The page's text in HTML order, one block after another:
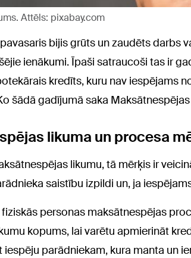
Attēls: pixabay.com
bijis grūts un zaudēts darbs
ienākumi. Īpaši satraucoši tas ir
kredīts, kuru nav iespējams
šādā gadījumā saka
likuma un procesa
likumu, tā mērķis ir
saistību izpildi un, ja
personas maksātnespējas
kopums, lai varētu apmierināt
iespēju parādniekam, kura manta un